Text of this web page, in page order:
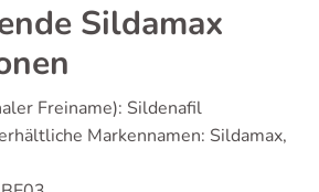
Sildamax
Freiname): Sildenafil
Markennamen: Sildamax,